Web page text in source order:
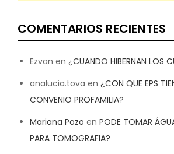
COMENTARIOS RECIENTES
Ezvan en ¿CUANDO HIBERNAN LOS
analucia.tova en ¿CON QUE EPS
CONVENIO PROFAMILIA?
Mariana Pozo en PODE TOMAR
PARA TOMOGRAFIA?